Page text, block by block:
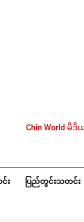
Chin World မီ
း ပြည်တွင်းသတင်း